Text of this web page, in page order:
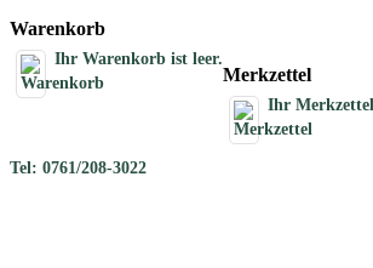
Warenkorb
Ihr Warenkorb ist leer.
Merkzettel
Ihr
Tel: 0761/208-3022